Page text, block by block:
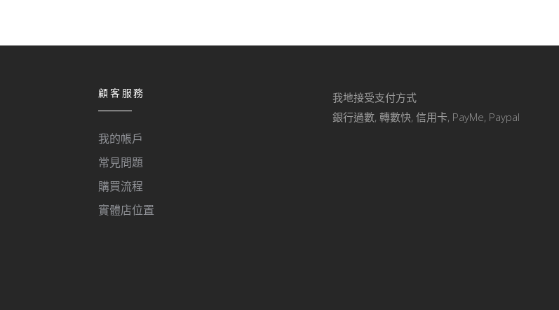
顧客服務
我的帳戶
常見問題
購買流程
實體店位置
我地接受支付方式
銀行過數, 轉數快, 信用卡, PayMe, Paypal